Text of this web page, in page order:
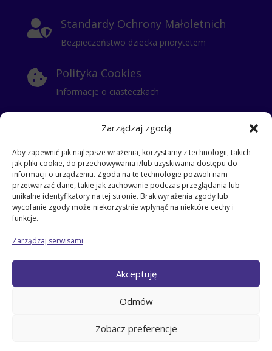
Zarządzaj zgodą
Aby zapewnić jak najlepsze wrażenia, korzystamy z technologii, takich
jak pliki cookie, do przechowywania i/lub uzyskiwania dostępu do
informacji o urządzeniu. Zgoda na te technologie pozwoli nam
przetwarzać dane, takie jak zachowanie podczas przeglądania lub
unikalne identyfikatory na tej stronie. Brak wyrażenia zgody lub
wycofanie zgody może niekorzystnie wpłynąć na niektóre cechy i
funkcje.
Zarządzaj serwisami
Akceptuję
Odmów
Zobacz preferencje
 Standardy Ochrony Małoletnich
Bezpieczeństwo dziecka priorytetem
 Polityka Cookies
Informacje o ciasteczkach
Polityka Prywatności
i RODO
klauzula dla stażysty
klauzula dla kontrahentów
klauzula dla pracowników
klauzula dla zatrudnionych na umowe zlecenie
klauzula – przyjęcie dziecka do szkoły
klauzula dla odbierających dzieci ze szkoły
klauzula dla rodziców